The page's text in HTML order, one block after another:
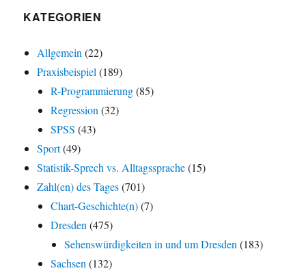
KATEGORIEN
Allgemein (22)
Praxisbeispiel (189)
R-Programmierung(85)
Regression (32)
SPSS (43)
Sport(49)
Statistik-Sprech vs. Alltagssprache(15)
Zahl(en) des Tages(701)
Chart-Geschichte(n)(7)
Dresden (475)
Sehenswürdigkeiten in und um Dresden (183)
Sachsen (132)